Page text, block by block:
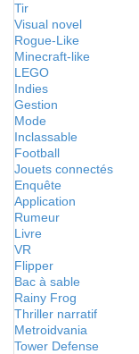
Tir
Visual novel
Rogue-Like
Minecraft-like
LEGO
Indies
Gestion
Mode
Inclassable
Football
Jouets connectés
Enquête
Application
Rumeur
Livre
VR
Flipper
Bac à sable
Rainy Frog
Thriller narratif
Metroidvania
Tower Defense